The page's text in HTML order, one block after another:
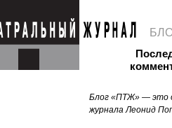
Блог «ПТЖ» — это
журнала Леонид